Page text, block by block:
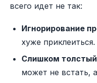
всего идет не так:
Игнорирование
хуже
Слишком
может не встать,